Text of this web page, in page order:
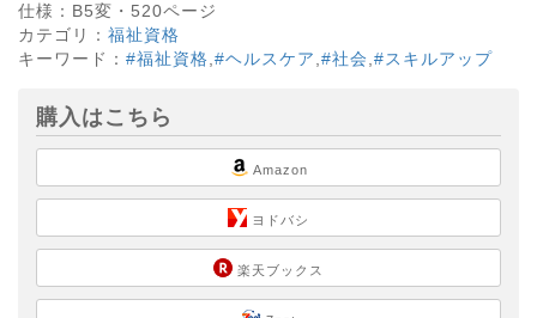
仕様： B5変・ 520ページ
カテゴリ： 福祉資格
キーワード： #福祉資格 #ヘルスケア #社会 #スキルアップ
購入はこちら
Amazon
ヨドバシ
楽天ブックス